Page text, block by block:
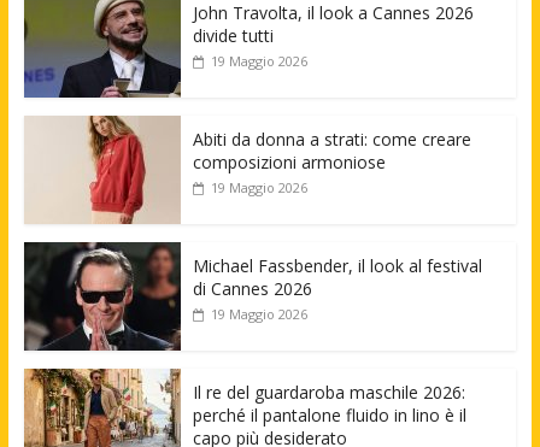
John Travolta, il look a Cannes 2026
divide tutti
19 Maggio 2026
Abiti da donna a strati: come creare
composizioni armoniose
19 Maggio 2026
Michael Fassbender, il look al festival
di Cannes 2026
19 Maggio 2026
Il re del guardaroba maschile 2026:
perché il pantalone fluido in lino è il
capo più desiderato